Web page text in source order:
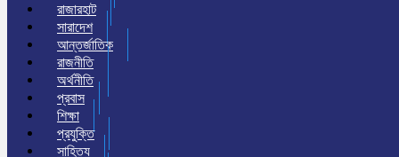
রাজারহাট
সারাদেশ
আন্তর্জাতিক
রাজনীতি
অর্থনীতি
প্রবাস
শিক্ষা
প্রযুক্তি
সাহিত্য